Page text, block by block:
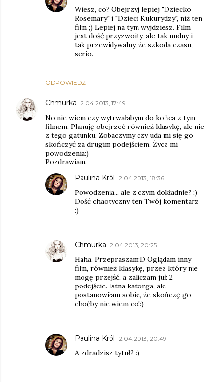
ODPOWIEDZ
Wiesz, co? Obejrzyj lepiej "Dziecko
Rosemary" i "Dzieci Kukurydzy", niż ten
film ;) Lepiej na tym wyjdziesz. Film
jest dość przyzwoity, ale tak nudny i
tak przewidywalny, że szkoda czasu,
serio.
Chmurka 2.04.2013, 17:49
No nie wiem czy wytrwałabym do końca z tym
filmem. Planuję obejrzeć również klasykę, ale nie
z tego gatunku. Zobaczymy czy uda mi się go
skończyć za drugim podejściem. Życz mi
powodzenia:)
Pozdrawiam.
Paulina Król 2.04.2013, 18:36
Powodzenia... ale z czym dokładnie? ;)
Dość chaotyczny ten Twój komentarz
:)
Chmurka 2.04.2013, 20:25
Haha. Przepraszam:D Oglądam inny
film, również klasykę, przez który nie
mogę przejść, a zaliczam już 2
podejście. Istna katorga, ale
postanowiłam sobie, że skończę go
choćby nie wiem co!:)
Paulina Król 2.04.2013, 20:49
A zdradzisz tytuł? :)